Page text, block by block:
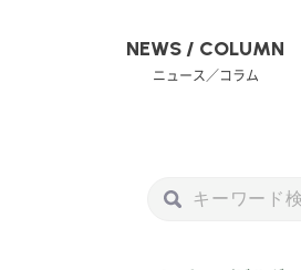
NEWS / COLUMN
ニュース／コラム